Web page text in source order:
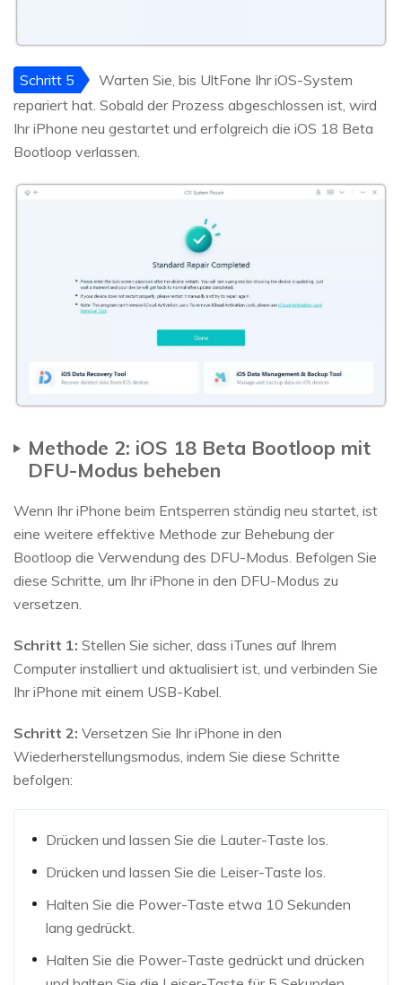
Schritt 5
Warten Sie, bis UltFone Ihr iOS-System
repariert hat. Sobald der Prozess abgeschlossen ist, wird
Ihr iPhone neu gestartet und erfolgreich die iOS 18 Beta
Bootloop verlassen.
Methode 2: iOS 18 Beta Bootloop mit
DFU-Modus beheben
Wenn Ihr iPhone beim Entsperren ständig neu startet, ist
eine weitere effektive Methode zur Behebung der
Bootloop die Verwendung des DFU-Modus. Befolgen Sie
diese Schritte, um Ihr iPhone in den DFU-Modus zu
versetzen.
Schritt 1: Stellen Sie sicher, dass iTunes auf Ihrem
Computer installiert und aktualisiert ist, und verbinden Sie
Ihr iPhone mit einem USB-Kabel.
Schritt 2: Versetzen Sie Ihr iPhone in den
Wiederherstellungsmodus, indem Sie diese Schritte
befolgen:
Drücken und lassen Sie die Lauter-Taste los.
Drücken und lassen Sie die Leiser-Taste los.
Halten Sie die Power-Taste etwa 10 Sekunden
lang gedrückt.
Halten Sie die Power-Taste gedrückt und drücken